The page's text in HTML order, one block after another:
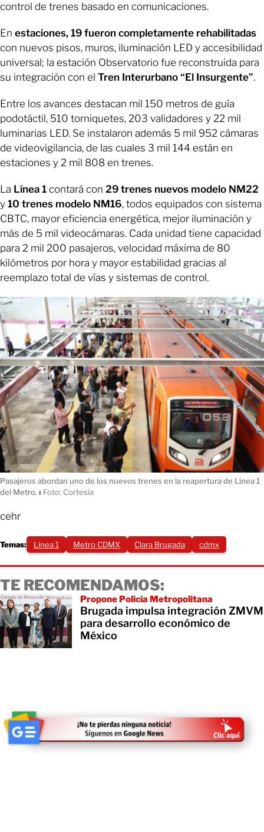
control de trenes basado en comunicaciones.
En estaciones, 19 fueron completamente rehabilitadas
con nuevos pisos, muros, iluminación LED y accesibilidad
universal; la estación Observatorio fue reconstruida para
su integración con el Tren Interurbano “El Insurgente”.
Entre los avances destacan mil 150 metros de guía
podotáctil, 510 torniquetes, 203 validadores y 22 mil
luminarias LED. Se instalaron además 5 mil 952 cámaras
de videovigilancia, de las cuales 3 mil 144 están en
estaciones y 2 mil 808 en trenes.
La Línea 1 contará con 29 trenes nuevos modelo NM22
y 10 trenes modelo NM16, todos equipados con sistema
CBTC, mayor eficiencia energética, mejor iluminación y
más de 5 mil videocámaras. Cada unidad tiene capacidad
para 2 mil 200 pasajeros, velocidad máxima de 80
kilómetros por hora y mayor estabilidad gracias al
reemplazo total de vías y sistemas de control.
Pasajeros abordan uno de los nuevos trenes en la reapertura de Línea 1
del Metro. ı Foto: Cortesía
cehr
Temas: Linea 1 Metro CDMX Clara Brugada cdmx
TE RECOMENDAMOS:
Propone Policía Metropolitana
Brugada impulsa integración ZMVM
para desarrollo económico de
México